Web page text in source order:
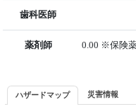
歯科医師
薬剤師 0.00 ※保険
ハザードマップ 災害情報